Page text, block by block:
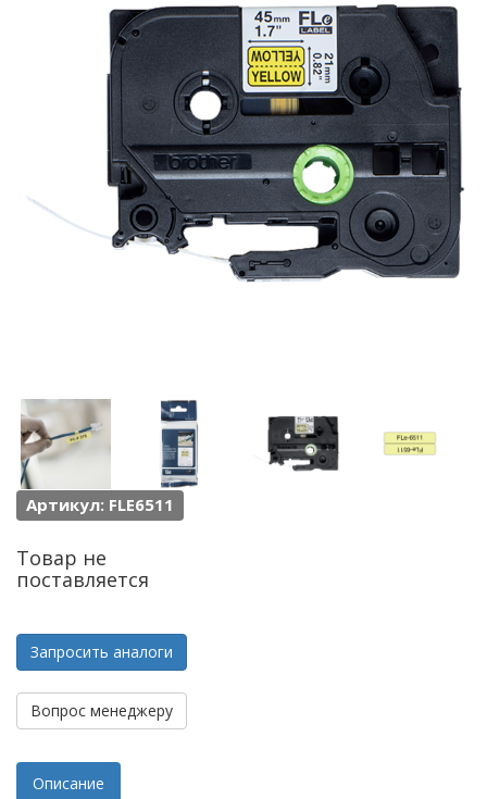
Артикул: FLE6511
Товар не
поставляется
Запросить аналоги
Вопрос менеджеру
Описание